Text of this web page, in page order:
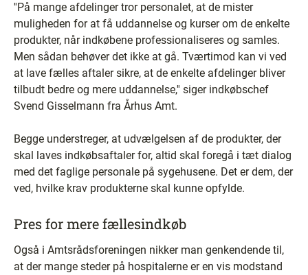
''På mange afdelinger tror personalet, at de mister
muligheden for at få uddannelse og kurser om de enkelte
produkter, når indkøbene professionaliseres og samles.
Men sådan behøver det ikke at gå. Tværtimod kan vi ved
at lave fælles aftaler sikre, at de enkelte afdelinger bliver
tilbudt bedre og mere uddannelse,'' siger indkøbschef
Svend Gisselmann fra Århus Amt.
Begge understreger, at udvælgelsen af de produkter, der
skal laves indkøbsaftaler for, altid skal foregå i tæt dialog
med det faglige personale på sygehusene. Det er dem, der
ved, hvilke krav produkterne skal kunne opfylde.
Pres for mere fællesindkøb
Også i Amtsrådsforeningen nikker man genkendende til,
at der mange steder på hospitalerne er en vis modstand